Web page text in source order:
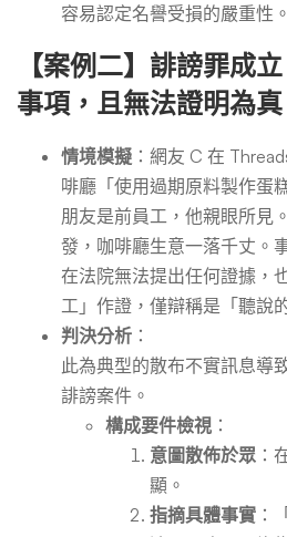
容易認定名譽受損的嚴重性。
【案例二】誹謗罪成
事項，且無法證明為真
情境模擬 ：網友 C 在
啡廳「使用過期原料製作蛋
朋友是前員工，他親眼所見
發，咖啡廳生意一落千丈。
在法院無法提出任何證據，
工」作證，僅辯稱是「聽說
判決分析 ：
此為典型的散布不實訊息導
誹謗案件。
構成要件檢視 ：
意圖散佈於眾 ：
顯。
指摘具體事實 ：